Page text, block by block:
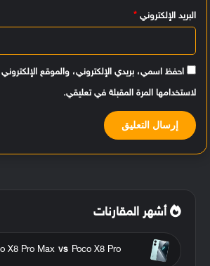
البريد الإلكتروني *
احفظ اسمي، بريدي الإلكتروني، والموقع
لاستخدامها المرة المقبلة في تعليقي.
أشهر المقارنات
Poco X8 Pro
vs
X8 Pro Max